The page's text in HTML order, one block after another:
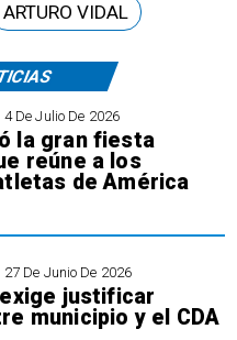
4 De Julio De 2026
la gran fiesta
reúne a los
de América
27 De Junio De 2026
justificar
municipio y el CDA
ARTURO VIDAL